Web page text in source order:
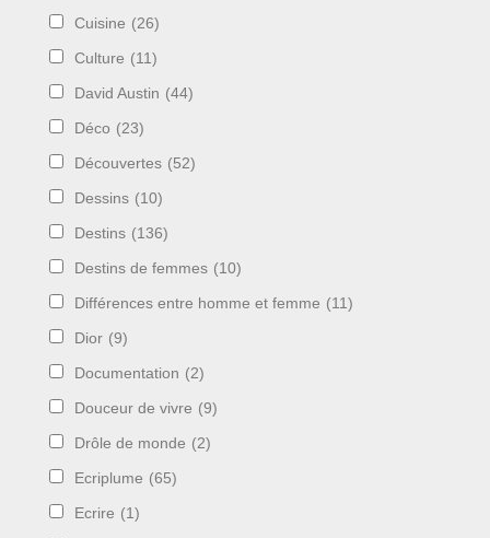
Cuisine (26)
Culture (11)
David Austin (44)
Déco (23)
Découvertes (52)
Dessins (10)
Destins (136)
Destins de femmes (10)
Différences entre homme et femme (11)
Dior (9)
Documentation (2)
Douceur de vivre (9)
Drôle de monde (2)
Ecriplume (65)
Ecrire (1)